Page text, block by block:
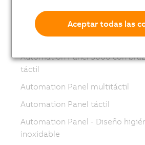
Visualización y gestión
Automation Panel 5000
articulado
Automation Panel 5000 con
táctil
Automation Panel multitáctil
Automation Panel táctil
Automation Panel - Diseño
inoxidable
Aceptar todas las